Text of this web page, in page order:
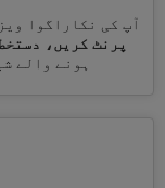
آپ کی نکاراگوا
پرنٹ کریں،
ہونے والے